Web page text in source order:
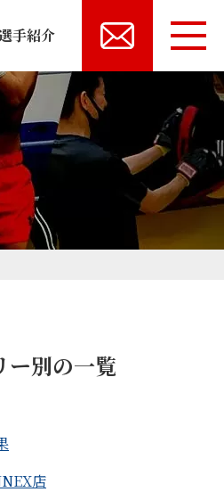
手紹介
ー別の一覧
店